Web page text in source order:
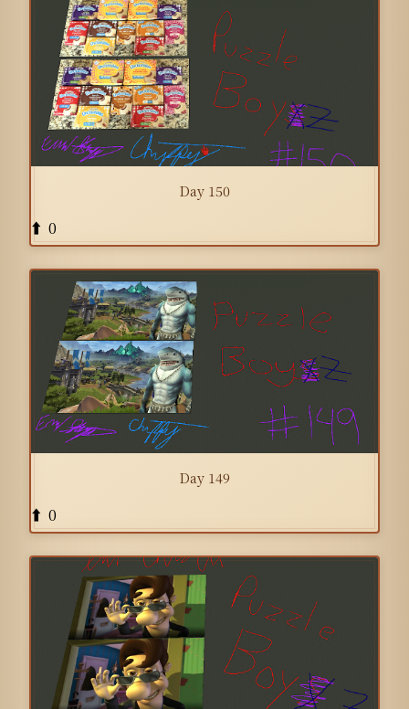
Day 150
⬆️ 0
Day 149
⬆️ 0